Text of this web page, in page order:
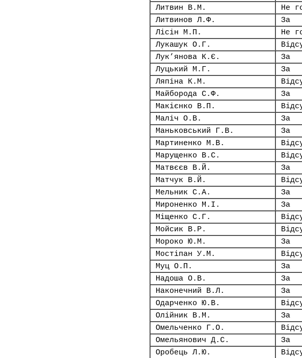
Литвин В.М.
Не
Литвинов Л.Ф.
За
Лісін М.П.
Не
Лукашук О.Г.
Лук’янова К.Є.
За
Луцький М.Г.
За
Ляпіна К.М.
Майборода С.Ф.
За
Макієнко В.П.
Маліч О.В.
За
Маньковський Г.В.
За
Мартиненко М.В.
Марущенко В.С.
Матвєєв В.Й.
За
Матчук В.Й.
Мельник С.А.
За
Мироненко М.І.
За
Міщенко С.Г.
Мойсик В.Р.
Мороко Ю.М.
За
Мостіпан У.М.
Муц О.П.
За
Надоша О.В.
За
Наконечний В.Л.
За
Одарченко Ю.В.
Олійник В.М.
За
Омельченко Г.О.
Омельянович Д.С.
За
Оробець Л.Ю.